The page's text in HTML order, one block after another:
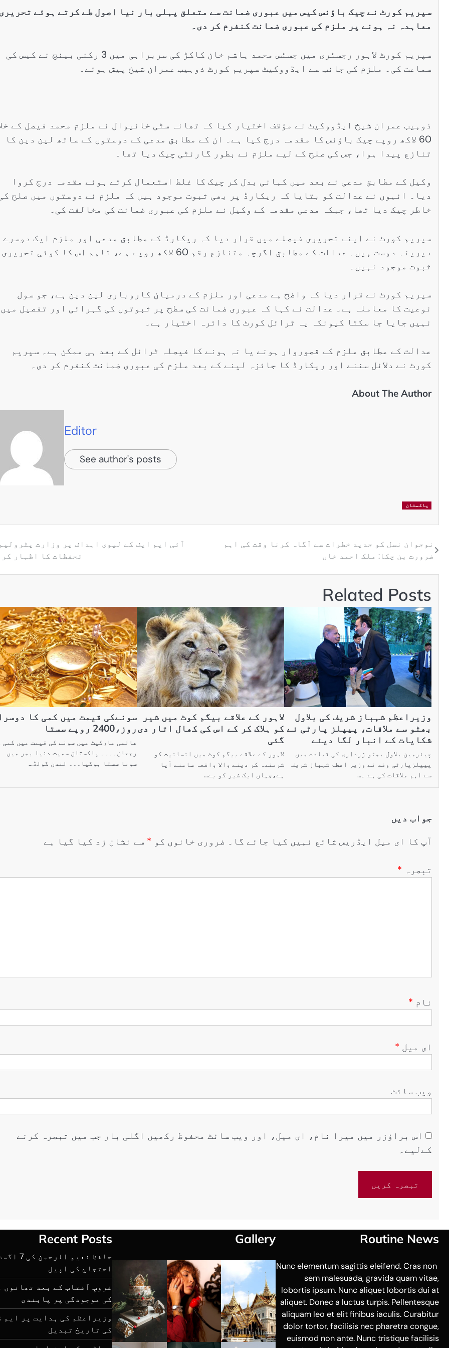
سپریم کورٹ نے چیک باؤنس کیس میں عبوری ضمانت سے متعلق پہلی بار نیا اصول طے کرتے ہوئے
معاہدہ نہ ہونے پر ملزم کی عبوری ضمانت کنفرم کر دی۔
سپریم کورٹ لاہور رجسٹری میں جسٹس محمد ہاشم خان کاکڑ کی سربراہی میں 3 رکنی بینچ نے کیس کی
سماعت کی۔ ملزم کی جانب سے ایڈووکیٹ سپریم کورٹ ذوہیب عمران شیخ پیش ہوئے۔
ذوہیب عمران شیخ ایڈووکیٹ نے مؤقف اختیار کیا کہ تھانہ سٹی خانیوال نے ملزم محمد فیصل کے
60 لاکھ روپے چیک باؤنس کا مقدمہ درج کیا ہے۔ ان کے مطابق مدعی کے دوستوں کے ساتھ لین دین کا
تنازع پیدا ہوا، جس کی صلح کے لیے ملزم نے بطور گارنٹی چیک دیا تھا۔
وکیل کے مطابق مدعی نے بعد میں کہانی بدل کر چیک کا غلط استعمال کرتے ہوئے مقدمہ درج کروا
دیا۔ انہوں نے عدالت کو بتایا کہ ریکارڈ پر بھی ثبوت موجود ہیں کہ ملزم نے دوستوں میں صلح
خاطر چیک دیا تھا، جبکہ مدعی مقدمہ کے وکیل نے ملزم کی عبوری ضمانت کی مخالفت کی۔
سپریم کورٹ نے اپنے تحریری فیصلے میں قرار دیا کہ ریکارڈ کے مطابق مدعی اور ملزم ایک دوسرے
دیرینہ دوست ہیں۔ عدالت کے مطابق اگرچہ متنازع رقم 60 لاکھ روپے ہے، تاہم اس کا کوئی تحریری
ثبوت موجود نہیں۔
سپریم کورٹ نے قرار دیا کہ واضح ہے مدعی اور ملزم کے درمیان کاروباری لین دین ہے، جو سول
نوعیت کا معاملہ ہے۔ عدالت نے کہا کہ عبوری ضمانت کی سطح پر ثبوتوں کی گہرائی اور تفصیل میں
نہیں جایا جا سکتا کیونکہ یہ ٹرائل کورٹ کا دائرہ اختیار ہے۔
عدالت کے مطابق ملزم کے قصوروار ہونے یا نہ ہونے کا فیصلہ ٹرائل کے بعد ہی ممکن ہے۔ سپریم
کورٹ نے دلائل سننے اور ریکارڈ کا جائزہ لینے کے بعد ملزم کی عبوری ضمانت کنفرم کر دی۔
About The Author
Editor
See author's posts
پاکستان
نوجوان نسل کو جدید خطرات سے آگاہ کرنا وقت کی اہم
ضرورت بن چکا: ملک احمد خاں
آئی ایم ایف کے لیوی اہداف پر وزارت
تحفظات کا اظہار
Related Posts
وزیراعظم شہباز شریف کی بلاول
بھٹو سے ملاقات، پیپلز پارٹی نے
شکایات کے انبار لگا دیئے
چیئرمین بلاول بھٹو زرداری کی قیادت میں
پیپلزپارٹی وفد نے وزیر اعظم شہباز شریف
سے اہم ملاقات کی ہے ۔…
لاہور کے علاقے بیگم کوٹ میں شیر
کو ہلاک کر کے اس کی کھال اتار دی
گئی
لاہور کے علاقے بیگم کوٹ میں انسانیت کو
شرمندہ کر دینے والا واقعہ سامنے آیا
ہے،جہاں ایک شیر کو بے…
سونےکی قیمت میں کمی کا
روز،2400 روپے سستا
عالمی مارکیٹ میں سونے کی قیمت میں کمی
رجحان۔۔۔۔ پاکستان سمیت دنیا بھر میں
سونا سستا ہوگیا۔۔۔ لندن گولڈ…
جواب دیں
آپ کا ای میل ایڈریس شائع نہیں کیا جائے گا۔ ضروری خانوں کو * سے نشان زد کیا گیا ہے
تبصرہ *
نام *
ای میل *
ویب‌ سائٹ
اس براؤزر میں میرا نام، ای میل، اور ویب سائٹ محفوظ رکھیں اگلی بار جب میں تبصرہ کرنے
کےلیے۔
Routine News
Nunc elementum sagittis eleifend. Cras non
sem malesuada, gravida quam vitae,
lobortis ipsum. Nunc aliquet lobortis dui at
aliquet. Donec a luctus turpis. Pellentesque
aliquam leo et elit finibus iaculis. Curabitur
dolor tortor, facilisis nec pharetra congue,
euismod non ante. Nunc tristique facilisis
Gallery
Recent Posts
حافظ
احتجاج کی اپیل
غروبِ آفتاب کے بعد تھانوں
کی موجودگی پر پابندی
کی تاریخ تبدیل